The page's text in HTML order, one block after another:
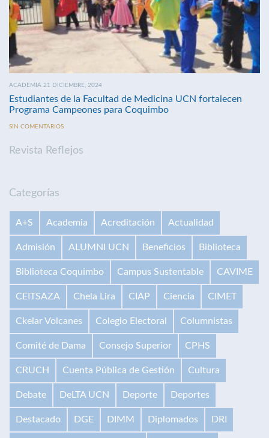
ACADEMIA 21 DICIEMBRE, 2024
Estudiantes de la Facultad de Medicina UCN fortalecen
Programa Campeones para Coquimbo
SIN COMENTARIOS
Revista Reflejos
Categorías
A+S Academia Acreditación Actualidad
Admisión ALUMNI UCN Beneficios Biblioteca
Biblioteca Coquimbo Campus Sustentable CAVIME
CEITSAZA Chela Lira CIAP Ciencia CIMET
Ckelar Volcanes Colegio Electoral Columnistas
Comité de Dama Consejo Superior CPHS
CRUCH Cuenta Pública de Gestión Cultura
Debate DeLTA UCN Deporte Deportes
Destacado DGE DIMM Diplomados DRI